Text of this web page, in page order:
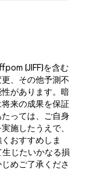
(JIFF)を含む
、その他予測不
があります。暗
来の成果を保証
っては、ご自身
施したうえで、
おすすめしま
じたいかなる損
めご了承くださ